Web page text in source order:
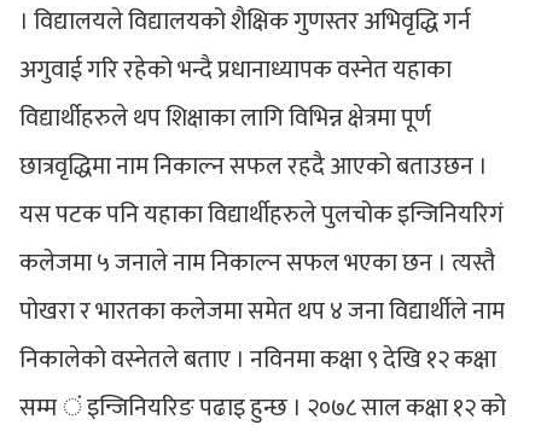
। विद्यालयले विद्यालयको शैक्षिक गुणस्तर अभिवृद्धि गर्न
अगुवाई गरि रहेको भन्दै प्रधानाध्यापक वस्नेत यहाका
विद्यार्थीहरुले थप शिक्षाका लागि विभिन्न क्षेत्रमा पूर्ण
छात्रवृद्धिमा नाम निकाल्न सफल रहदै आएको बताउछन ।
यस पटक पनि यहाका विद्यार्थीहरुले पुलचोक इन्जिनियरिगं
कलेजमा ५ जनाले नाम निकाल्न सफल भएका छन । त्यस्तै
पोखरा र भारतका कलेजमा समेत थप ४ जना विद्यार्थीले नाम
निकालेको वस्नेतले बताए । नविनमा कक्षा ९ देखि १२ कक्षा
सम्म ं इन्जिनियरिङ पढाइ हुन्छ । २०७८ साल कक्षा १२ को